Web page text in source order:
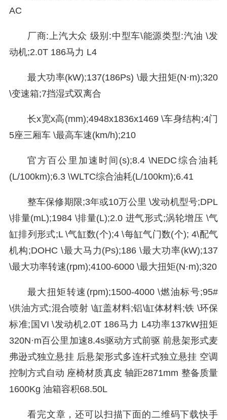
AC
厂商:上汽大众 级别:中型车\能源类型:汽油 \发
动机;2.0T 186马力 L4
最大功率(kW);137(186Ps) \最大扭矩(N·m);320
\变速箱;7挡湿式双离合
长x宽x高(mm);4948x1836x1469 \车身结构;4门
5座三厢车 \最高车速(km/h);210
官方百公里加速时间(s);8.4 \NEDC综合油耗
(L/100km);6.3 \WLTC综合油耗(L/100km);6.41
整车保修期限;3年或10万公里 \发动机型号;DPL
\排量(mL);1984 \排量(L);2.0 进气形式;涡轮增压 \气
缸排列形式;L \气缸数(个);4 \每缸气门数(个); 4\配气
机构;DOHC \最大马力(Ps);186 \最大功率(kW);137
\最大功率转速(rpm);4100-6000 \最大扭矩(N·m);320
最大扭矩转速(rpm);1500-4000 \燃油标号;95#
\供油方式;混合喷射 \缸盖材料;铝\缸体材料;铁 \环保
标准;国VI \发动机2.0T 186马力 L4功率137kW扭矩
320N·m百公里加速8.4s驱动方式前驱 前悬架形式麦
弗逊式独立悬挂 后悬架形式多连杆式独立悬挂 空调
控制方式自动 座椅材质真皮 轴距2871mm 整备质量
1600Kg 油箱容积68.50L
看完文章，还可以扫描下面的二维码下载快手